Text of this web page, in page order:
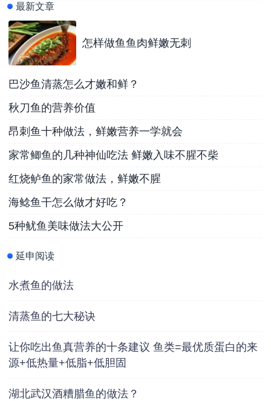
最新文章
怎样做鱼鱼肉鲜嫩无刺
巴沙鱼清蒸怎么才嫩和鲜？
秋刀鱼的营养价值
昂刺鱼十种做法，鲜嫩营养一学就会
家常鲫鱼的几种神仙吃法 鲜嫩入味不腥不柴
红烧鲈鱼的家常做法，鲜嫩不腥
海鲶鱼干怎么做才好吃？
5种鱿鱼美味做法大公开
延申阅读
水煮鱼的做法
清蒸鱼的七大秘诀
让你吃出鱼真营养的十条建议 鱼类=最优质蛋白的来
源+低热量+低脂+低胆固
湖北武汉酒糟腊鱼的做法？